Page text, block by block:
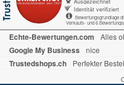
Ausgezeichnet
Identität verifiziert
Bewertungsgrundlage
Verkaufs- und 6
Echte-Bewertungen.com Alles
Google My Business nice
Trustedshops.ch Perfekter